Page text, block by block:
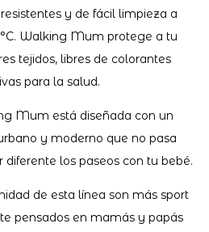
y de fácil limpieza a
Walking Mum protege a tu
tejidos, libres de colorantes
para la salud.
Mum está diseñada con un
y moderno que no pasa
diferente los paseos con tu bebé.
de esta línea son más sport
pensados en mamás y papás